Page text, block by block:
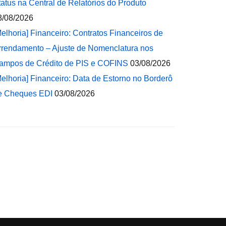
na Central de Relatórios do Produto
08/2026
Financeiro: Contratos Financeiros de
– Ajuste de Nomenclatura nos
de Crédito de PIS e COFINS 03/08/2026
Financeiro: Data de Estorno no Borderô
Cheques EDI 03/08/2026